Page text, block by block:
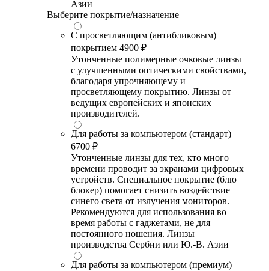
Азии
Выберите покрытие/назначение
С просветляющим (антибликовым)
покрытием 4900 ₽
Утонченные полимерные очковые линзы
с улучшенными оптическими свойствами,
благодаря упрочняющему и
просветляющему покрытию. Линзы от
ведущих европейских и японских
производителей.
Для работы за компьютером (стандарт)
6700 ₽
Утонченные линзы для тех, кто много
времени проводит за экранами цифровых
устройств. Специальное покрытие (блю
блокер) помогает снизить воздействие
синего света от излучения мониторов.
Рекомендуются для использования во
время работы с гаджетами, не для
постоянного ношения. Линзы
производства Сербии или Ю.-В. Азии
Для работы за компьютером (премиум)